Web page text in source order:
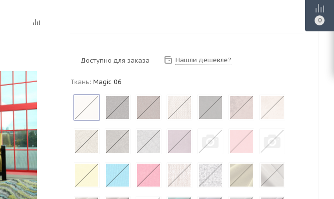
Доступно для заказа Нашли дешевле?
Ткань: Magic 06
0